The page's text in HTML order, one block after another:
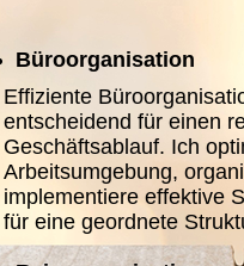
Büroorganisation
Effiziente
entscheidend für einen
Geschäftsablauf. Ich
Arbeitsumgebung,
implementiere effektive
für eine geordnete